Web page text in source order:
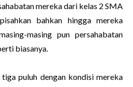
mereka dari kelas 2 SMA
bahkan hingga mereka
masing pun persahabatan
biasanya.
puluh dengan kondisi mereka